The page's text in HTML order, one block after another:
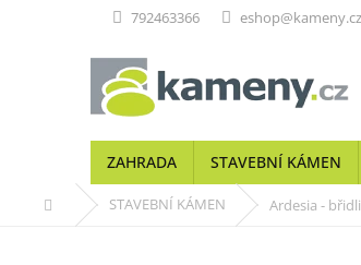
792463366 eshop@kameny.cz
ZAHRADA STAVEBNÍ KÁMEN
Domů STAVEBNÍ KÁMEN Ardesia -